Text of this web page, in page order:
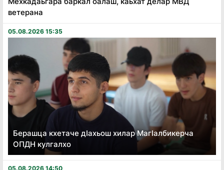
ветерана
05.08.2026 15:35
Берашца кхетаче дӏахьош хилар Магӏалбикерча
ОПДН кулгалхо
05.08.2026 14:50